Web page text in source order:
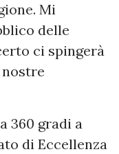
Mi
delle
ci spingerà
360 gradi a
di Eccellenza